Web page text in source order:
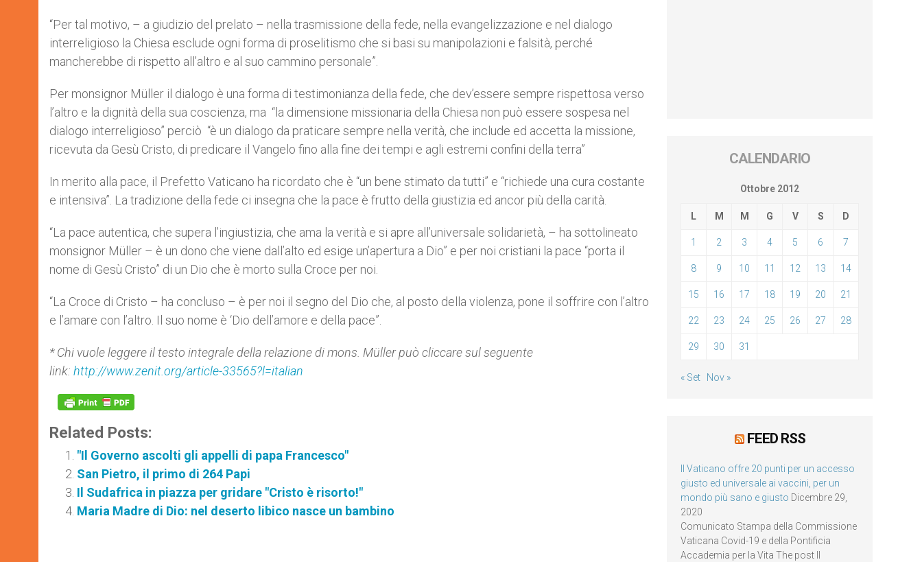
“Per tal motivo, – a giudizio del prelato – nella trasmissione della fede, nella evangelizzazione e nel dialogo
interreligioso la Chiesa esclude ogni forma di proselitismo che si basi su manipolazioni e falsità, perché
mancherebbe di rispetto all’altro e al suo cammino personale”.
Per monsignor Müller il dialogo è una forma di testimonianza della fede, che dev’essere sempre rispettosa verso
l’altro e la dignità della sua coscienza, ma “la dimensione missionaria della Chiesa non può essere sospesa nel
dialogo interreligioso” perciò “è un dialogo da praticare sempre nella verità, che include ed accetta la missione,
ricevuta da Gesù Cristo, di predicare il Vangelo fino alla fine dei tempi e agli estremi confini della terra”
In merito alla pace, il Prefetto Vaticano ha ricordato che è “un bene stimato da tutti” e “richiede una cura costante
e intensiva”. La tradizione della fede ci insegna che la pace è frutto della giustizia ed ancor più della carità.
“La pace autentica, che supera l’ingiustizia, che ama la verità e si apre all’universale solidarietà, – ha sottolineato
monsignor Müller – è un dono che viene dall’alto ed esige un’apertura a Dio” e per noi cristiani la pace “porta il
nome di Gesù Cristo” di un Dio che è morto sulla Croce per noi.
“La Croce di Cristo – ha concluso – è per noi il segno del Dio che, al posto della violenza, pone il soffrire con l’altro
e l’amare con l’altro. Il suo nome è ‘Dio dell’amore e della pace”.
* Chi vuole leggere il testo integrale della relazione di mons. Müller può cliccare sul seguente
link: http://www.zenit.org/article-33565?l=italian
Related Posts:
"Il Governo ascolti gli appelli di papa Francesco"
San Pietro, il primo di 264 Papi
Il Sudafrica in piazza per gridare "Cristo è risorto!"
Maria Madre di Dio: nel deserto libico nasce un bambino
CALENDARIO
Ottobre 2012
L M M G V S D
1 2 3 4 5 6 7
8 9 10 11 12 13 14
15 16 17 18 19 20 21
22 23 24 25 26 27 28
29 30 31
« Set Nov »
FEED RSS
Il Vaticano offre 20 punti per un accesso
giusto ed universale ai vaccini, per un
mondo più sano e giusto Dicembre 29,
2020
Comunicato Stampa della Commissione
Vaticana Covid-19 e della Pontificia
Accademia per la Vita The post Il